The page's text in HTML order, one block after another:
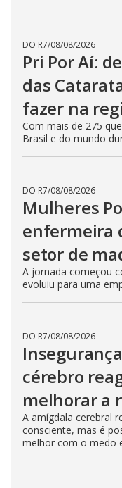
DO R7/08/08/2026
Pri Por Aí:
das
fazer na
Com mais de 275
Brasil e do mundo
DO R7/08/08/2026
Mulheres
enfermeira
setor de
A jornada começou
evoluiu para uma
DO R7/08/08/2026
cérebro
melhorar a
A amígdala cerebral
consciente, mas é
melhor com o medo